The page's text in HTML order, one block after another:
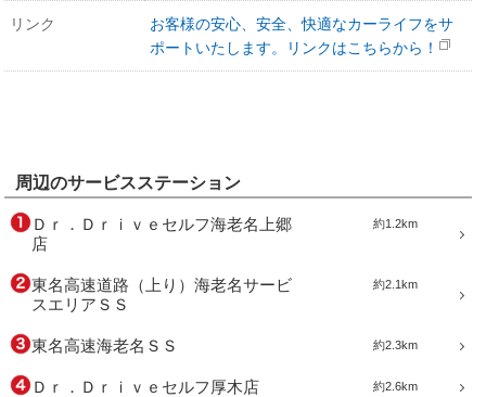
リンク
お客様の安心、安全、快適なカーライフをサ
ポートいたします。リンクはこちらから！
周辺のサービスステーション
約1.2km
Ｄｒ．Ｄｒｉｖｅセルフ海老名上郷
店
約2.1km
東名高速道路（上り）海老名サービ
スエリアＳＳ
約2.3km
東名高速海老名ＳＳ
約2.6km
Ｄｒ．Ｄｒｉｖｅセルフ厚木店